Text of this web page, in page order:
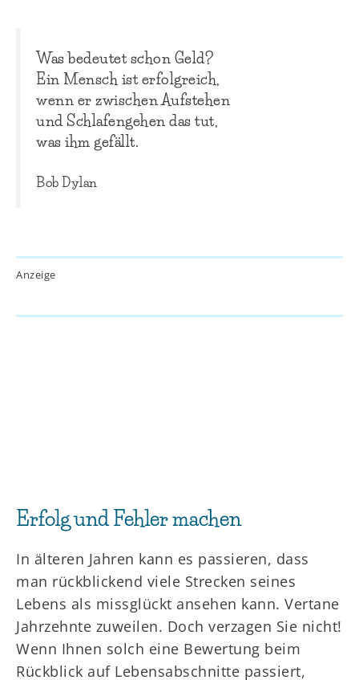
Was bedeutet schon Geld?
Ein Mensch ist erfolgreich,
wenn er zwischen Aufstehen
und Schlafengehen das tut,
was ihm gefällt.
Bob Dylan
Anzeige
Erfolg und Fehler machen
In älteren Jahren kann es passieren, dass
man rückblickend viele Strecken seines
Lebens als missglückt ansehen kann. Vertane
Jahrzehnte zuweilen. Doch verzagen Sie nicht!
Wenn Ihnen solch eine Bewertung beim
Rückblick auf Lebensabschnitte passiert,